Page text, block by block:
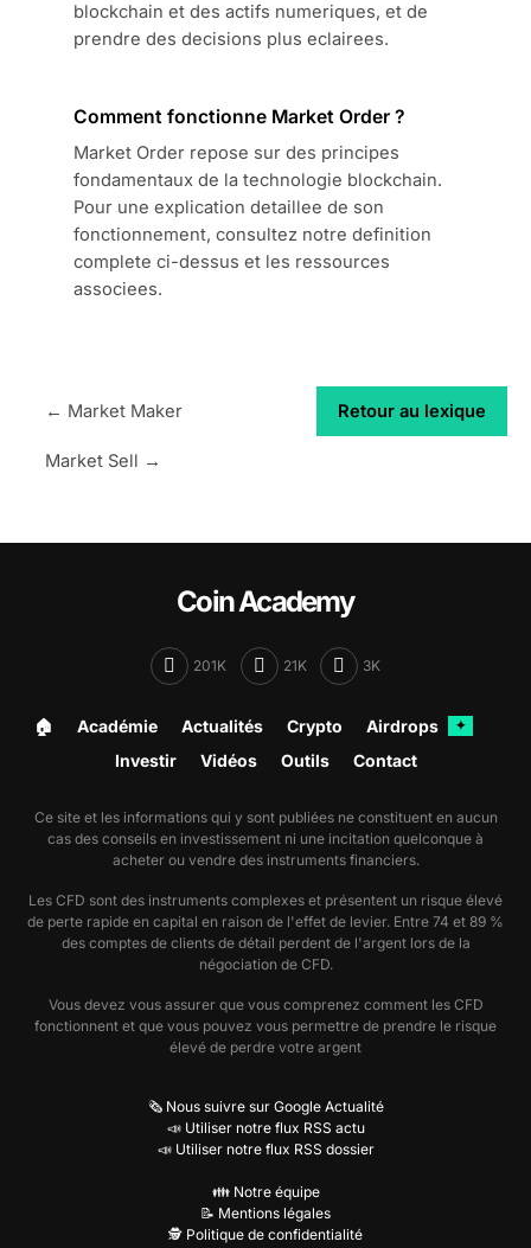
blockchain et des actifs numeriques, et de
prendre des decisions plus eclairees.
Comment fonctionne Market Order ?
Market Order repose sur des principes
fondamentaux de la technologie blockchain.
Pour une explication detaillee de son
fonctionnement, consultez notre definition
complete ci-dessus et les ressources
associees.
← Market Maker Retour au lexique
Market Sell →
Coin Academy
201K 21K 3K
🏠︎ Académie Actualités Crypto Airdrops ✦
Investir Vidéos Outils Contact
Ce site et les informations qui y sont publiées ne constituent en aucun
cas des conseils en investissement ni une incitation quelconque à
acheter ou vendre des instruments financiers.
Les CFD sont des instruments complexes et présentent un risque élevé
de perte rapide en capital en raison de l'effet de levier. Entre 74 et 89 %
des comptes de clients de détail perdent de l'argent lors de la
négociation de CFD.
Vous devez vous assurer que vous comprenez comment les CFD
fonctionnent et que vous pouvez vous permettre de prendre le risque
élevé de perdre votre argent
🗞️ Nous suivre sur Google Actualité
📣 Utiliser notre flux RSS actu
📣 Utiliser notre flux RSS dossier
👪 Notre équipe
📝 Mentions légales
🕵️ Politique de confidentialité